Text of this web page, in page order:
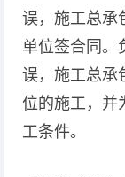
误，施工总承
单位签合同。
误，施工总承
位的施工，并
工条件。